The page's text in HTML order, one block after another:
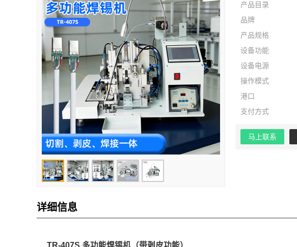
产品目录
品牌
产品规格
设备功能
设备电源
操作模式
港口
支付方式
马上联系
详细信息
TR-407S 多功能焊锡机（带剥皮功能）